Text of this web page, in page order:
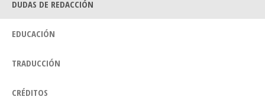
DUDAS DE REDACCIÓN
EDUCACIÓN
TRADUCCIÓN
CRÉDITOS